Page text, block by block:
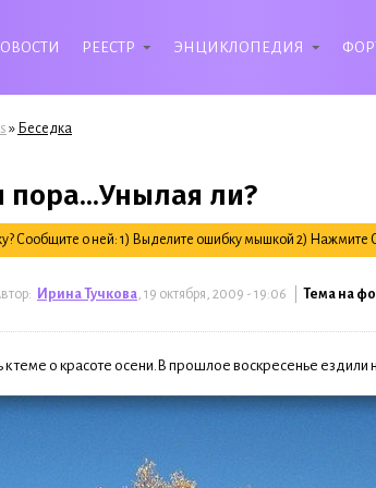
РЕЕСТР ЭНЦИКЛОПЕДИЯ
» Беседка
пора...Унылая ли?
Сообщите о ней: 1) Выделите ошибку мышкой 2) Нажмите
Ирина Тучкова , 19 октября, 2009 - 19:06 | Тема на
теме о красоте осени.В прошлое воскресенье ездили